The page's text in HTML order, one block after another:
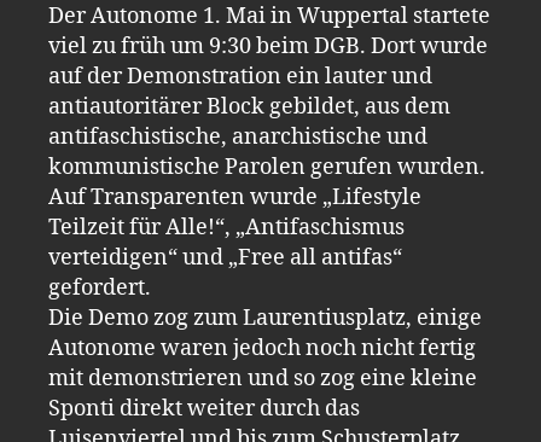
Der Autonome 1. Mai in Wuppertal startete
viel zu früh um 9:30 beim DGB. Dort wurde
auf der Demonstration ein lauter und
antiautoritärer Block gebildet, aus dem
antifaschistische, anarchistische und
kommunistische Parolen gerufen wurden.
Auf Transparenten wurde „Lifestyle
Teilzeit für Alle!“, „Antifaschismus
verteidigen“ und „Free all antifas“
gefordert.
Die Demo zog zum Laurentiusplatz, einige
Autonome waren jedoch noch nicht fertig
mit demonstrieren und so zog eine kleine
Sponti direkt weiter durch das